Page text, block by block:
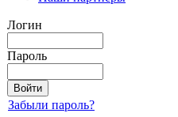
Логин
Пароль
Забыли пароль?